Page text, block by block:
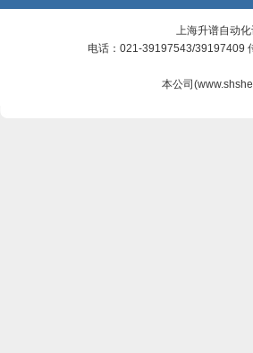
上海升谱自动
电话：021-39197543/39197409
本公司(